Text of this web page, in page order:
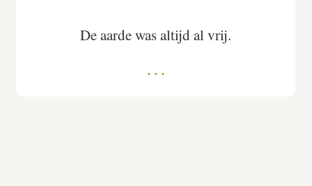
De aarde was altijd al vrij.